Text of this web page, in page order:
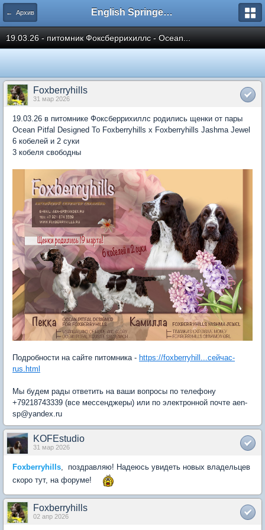
← Архив English Springer Spaniel Club
19.03.26 - питомник Фоксберрихиллс - Ocean...
Foxberryhills
31 мар 2026
19.03.26 в питомнике Фоксберрихиллс родились щенки от пары
Ocean Pitfal Designed To Foxberryhills x Foxberryhills Jashma Jewel
6 кобелей и 2 суки
3 кобеля свободны
Подробности на сайте питомника - https://foxberryhill...сейчас-
rus.html
Мы будем рады ответить на ваши вопросы по телефону
+79218743339 (все мессенджеры) или по электронной почте aen-
sp@yandex.ru
KOFEstudio
31 мар 2026
Foxberryhills, поздравляю! Надеюсь увидеть новых владельцев
скоро тут, на форуме!
Foxberryhills
02 апр 2026